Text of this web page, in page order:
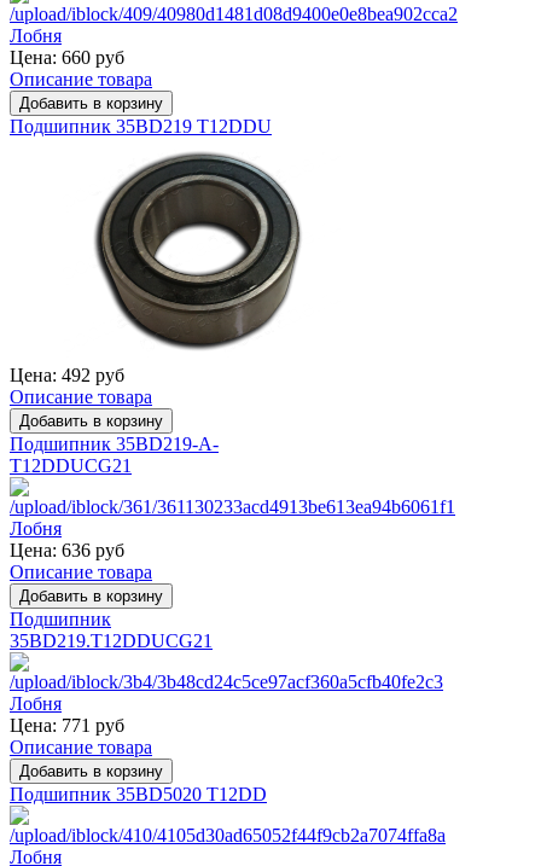
Цена: 660 руб
Описание товара
Подшипник 35BD219 T12DDU
Цена: 492 руб
Описание товара
Подшипник 35BD219-A-
T12DDUCG21
Цена: 636 руб
Описание товара
Подшипник
35BD219.T12DDUCG21
Цена: 771 руб
Описание товара
Подшипник 35BD5020 T12DD